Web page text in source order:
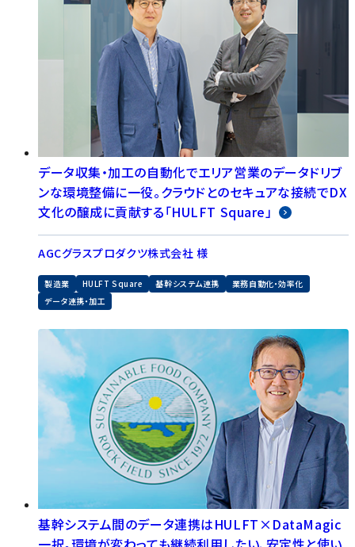
データ収集・加工の自動化でエリア営業のデータドリブ
ンな環境整備に一役。クラウドとのセキュアな接続でDX
文化の醸成に貢献する「HULFT Square」
AGCグラスプロダクツ株式会社 様
製造業 HULFT Square 基幹システム連携
業務自動化・効率化
データ連携・加工
基幹システム間のデータ連携はHULFT×DataMagic